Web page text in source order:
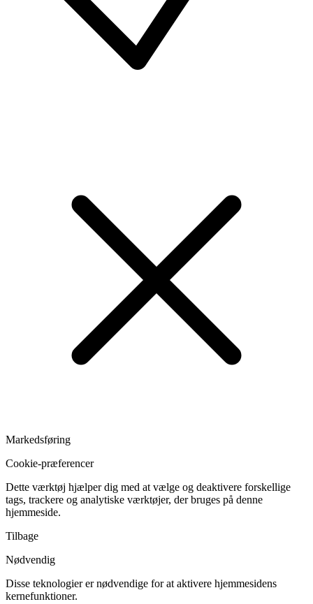
Markedsføring
Cookie-præferencer
Dette værktøj hjælper dig med at vælge og deaktivere forskellige
tags, trackere og analytiske værktøjer, der bruges på denne
hjemmeside.
Tilbage
Nødvendig
Disse teknologier er nødvendige for at aktivere hjemmesidens
kernefunktioner.